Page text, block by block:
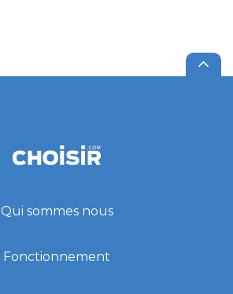
Qui sommes nous
Fonctionnement